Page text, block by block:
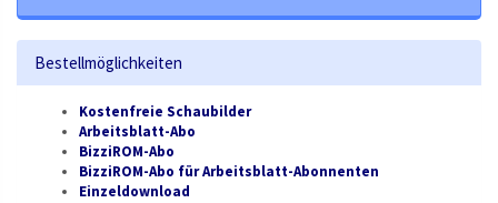
Bestellmöglichkeiten
Kostenfreie Schaubilder
Arbeitsblatt-Abo
BizziROM-Abo
BizziROM-Abo für Arbeitsblatt-Abonnenten
Einzeldownload